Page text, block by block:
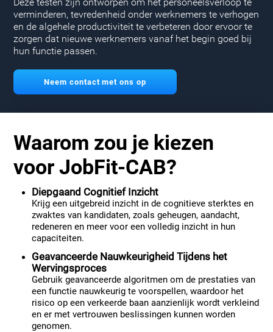
Deze testen zijn ontworpen om het personeelsverloop te
verminderen, tevredenheid onder werknemers te verhogen
en de algehele productiviteit te verbeteren door ervoor te
zorgen dat nieuwe werknemers vanaf het begin goed bij
hun functie passen.
Neem contact met ons op
Waarom zou je kiezen
voor JobFit-CAB?
Diepgaand Cognitief Inzicht
Krijg een uitgebreid inzicht in de cognitieve sterktes en
zwaktes van kandidaten, zoals geheugen, aandacht,
redeneren en meer voor een volledig inzicht in hun
capaciteiten.
Geavanceerde Nauwkeurigheid Tijdens het
Wervingsproces
Gebruik geavanceerde algoritmen om de prestaties van
een functie nauwkeurig te voorspellen, waardoor het
risico op een verkeerde baan aanzienlijk wordt verkleind
en er met vertrouwen beslissingen kunnen worden
genomen.